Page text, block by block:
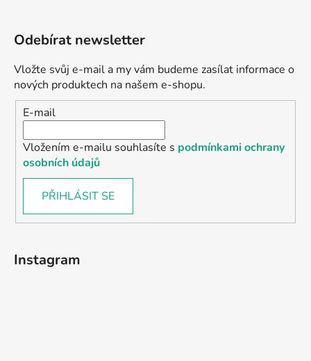
Odebírat newsletter
Vložte svůj e-mail a my vám budeme zasílat informace o
nových produktech na našem e-shopu.
E-mail
Vložením e-mailu souhlasíte s podmínkami ochrany
osobních údajů
PŘIHLÁSIT SE
Instagram